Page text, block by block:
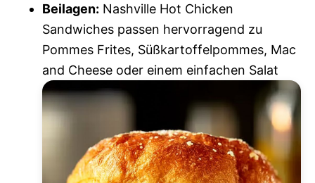
Beilagen: Nashville Hot Chicken
Sandwiches passen hervorragend zu
Pommes Frites, Süßkartoffelpommes, Mac
and Cheese oder einem einfachen Salat